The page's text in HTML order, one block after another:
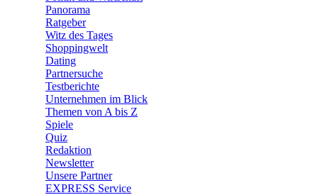
Panorama
Ratgeber
Witz des Tages
Shoppingwelt
Dating
Partnersuche
Testberichte
Unternehmen im Blick
Themen von A bis Z
Spiele
Quiz
Redaktion
Newsletter
Unsere Partner
EXPRESS Service